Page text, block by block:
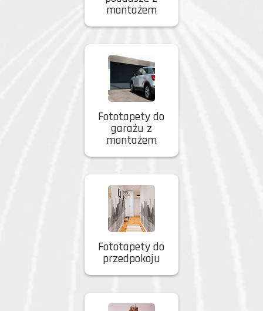
montażem
Fototapety do
garażu z
montażem
Fototapety do
przedpokoju